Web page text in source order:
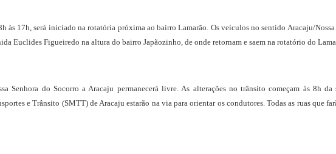
às 17h, será iniciado na rotatória próxima ao bairro Lamarão. Os veículos no sentido Aracaju/
Euclides Figueiredo na altura do bairro Japãozinho, de onde retornam e saem na rotatório do
Senhora do Socorro a Aracaju permanecerá livre. As alterações no trânsito começam às 8h
e Trânsito (SMTT) de Aracaju estarão na via para orientar os condutores. Todas as ruas que